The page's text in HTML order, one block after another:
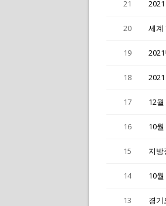
21
20 세계
19
18
17 12
16 10
15 지방
14 10
13 경기